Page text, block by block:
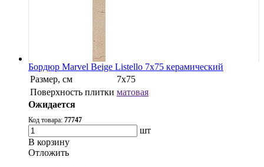
Бордюр Marvel Beige Listello 7x75 керамический
Размер, см
7x75
Поверхность плитки матовая
Ожидается
Код товара: 77747
шт
В корзину
Oтложить